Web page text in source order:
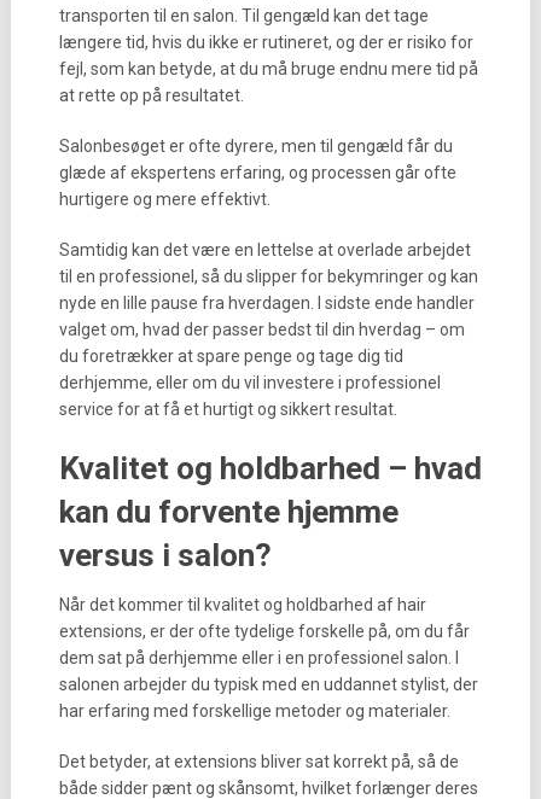
transporten til en salon. Til gengæld kan det tage
længere tid, hvis du ikke er rutineret, og der er risiko for
fejl, som kan betyde, at du må bruge endnu mere tid på
at rette op på resultatet.
Salonbesøget er ofte dyrere, men til gengæld får du
glæde af ekspertens erfaring, og processen går ofte
hurtigere og mere effektivt.
Samtidig kan det være en lettelse at overlade arbejdet
til en professionel, så du slipper for bekymringer og kan
nyde en lille pause fra hverdagen. I sidste ende handler
valget om, hvad der passer bedst til din hverdag – om
du foretrækker at spare penge og tage dig tid
derhjemme, eller om du vil investere i professionel
service for at få et hurtigt og sikkert resultat.
Kvalitet og holdbarhed – hvad
kan du forvente hjemme
versus i salon?
Når det kommer til kvalitet og holdbarhed af hair
extensions, er der ofte tydelige forskelle på, om du får
dem sat på derhjemme eller i en professionel salon. I
salonen arbejder du typisk med en uddannet stylist, der
har erfaring med forskellige metoder og materialer.
Det betyder, at extensions bliver sat korrekt på, så de
både sidder pænt og skånsomt, hvilket forlænger deres